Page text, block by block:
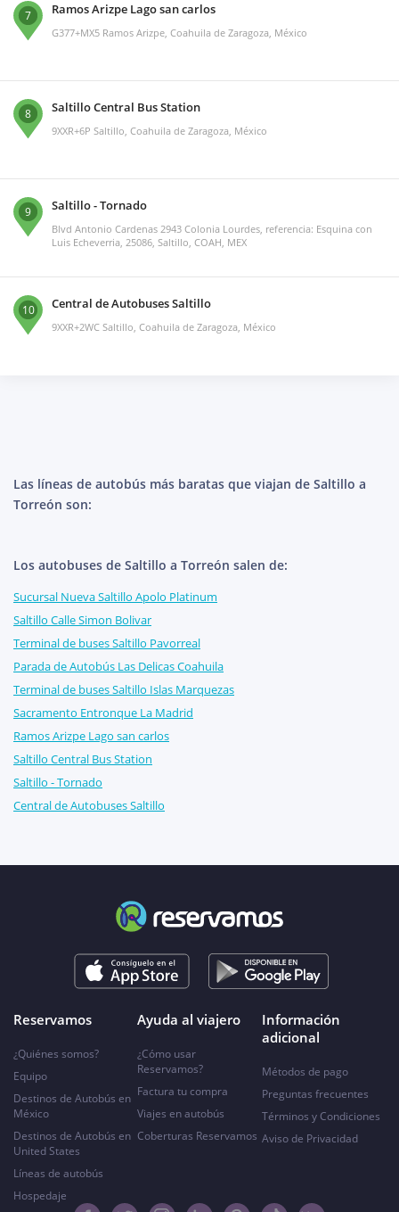
7 Ramos Arizpe Lago san carlos
G377+MX5 Ramos Arizpe, Coahuila de Zaragoza, México
8 Saltillo Central Bus Station
9XXR+6P Saltillo, Coahuila de Zaragoza, México
9 Saltillo - Tornado
Blvd Antonio Cardenas 2943 Colonia Lourdes, referencia: Esquina con
Luis Echeverria, 25086, Saltillo, COAH, MEX
10 Central de Autobuses Saltillo
9XXR+2WC Saltillo, Coahuila de Zaragoza, México
Las líneas de autobús más baratas que viajan de Saltillo a
Torreón son:
Los autobuses de Saltillo a Torreón salen de:
Sucursal Nueva Saltillo Apolo Platinum
Saltillo Calle Simon Bolivar
Terminal de buses Saltillo Pavorreal
Parada de Autobús Las Delicas Coahuila
Terminal de buses Saltillo Islas Marquezas
Sacramento Entronque La Madrid
Ramos Arizpe Lago san carlos
Saltillo Central Bus Station
Saltillo - Tornado
Central de Autobuses Saltillo
Reservamos
¿Quiénes somos?
Equipo
Destinos de Autobús en
México
Destinos de Autobús en
United States
Líneas de autobús
Hospedaje
Ayuda al viajero
¿Cómo usar
Reservamos?
Factura tu compra
Viajes en autobús
Coberturas Reservamos
Información
adicional
Métodos de pago
Preguntas frecuentes
Términos y Condiciones
Aviso de Privacidad